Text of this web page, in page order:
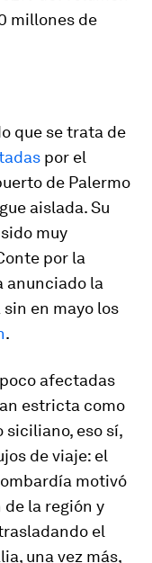
millones de
que se trata de
por el
de Palermo
aislada. Su
muy
por la
anunciado la
en mayo los
.
afectadas
estricta como
siciliano, eso sí,
de viaje: el
motivó
la región y
el
una vez más,